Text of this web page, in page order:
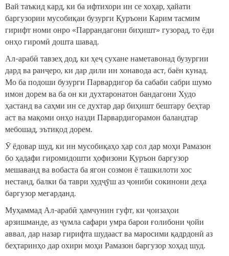
Вай таъкид кард, ки ба ифтихори ин се хоҳар, ҳайати
баргузории мусобиқаи бузурги Қуръони Карим тасмим
гирифт номи онро «Паррандагони биҳишт» гузорад, то ёди
онҳо гиромӣ дошта шавад.
Ал-арабӣ тавзеҳ дод, ки ҳеҷ сухане наметавонад бузургии
дард ва ранҷеро, ки дар дили ин хонавода аст, баён кунад.
Мо ба подоши бузурги Парвардигор ба сабаби сабри шумо
имон дорем ва ба он ки духтаронатон бандагони Худо
ҳастанд ва саҳми ин се духтар дар биҳишт бештару беҳтар
аст ва мақоми онҳо назди Парвардигорамон баландтар
мебошад, эътиқод дорем.
Ӯ ёдовар шуд, ки ин мусобиқаҳо ҳар сол дар моҳи Рамазон
бо ҳадафи гиромидошти ҳофизони Қуръон баргузор
мешаванд ва вобаста ба ягон созмон ё ташкилоти хос
нестанд, балки ба таври худҷӯш аз ҷониби сокинони деҳа
баргузор мегарданд.
Муҳаммад Ал-арабӣ ҳамчунин гуфт, ки ҷоизаҳои
арзишманде, аз ҷумла сафари умра барои ғолибони ҷойи
аввал, дар назар гирифта шудааст ва маросими қадрдонӣ аз
беҳтаринҳо дар охири моҳи Рамазон баргузор хоҳад шуд.